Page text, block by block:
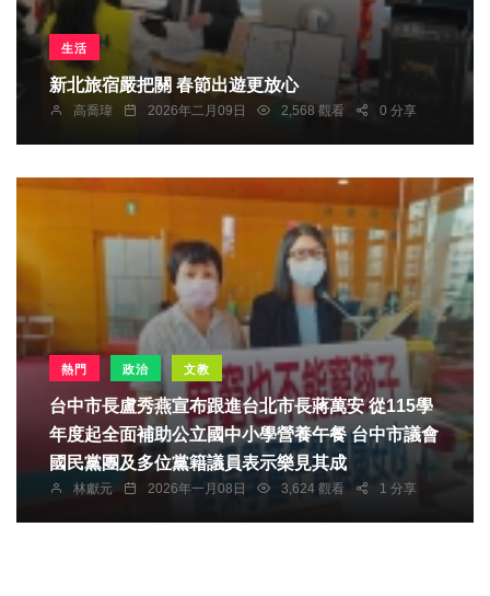
生活
新北旅宿嚴把關 春節出遊更放心
高喬瑋 2026年二月09日 2,568 觀看 0 分享
熱門 政治 文教
台中市長盧秀燕宣布跟進台北市長蔣萬安 從115學
年度起全面補助公立國中小學營養午餐 台中市議會
國民黨團及多位黨籍議員表示樂見其成
林獻元 2026年一月08日 3,624 觀看 1 分享